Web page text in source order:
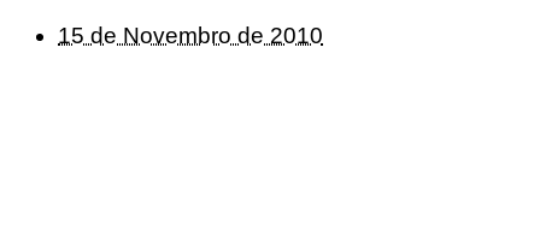
15 de Novembro de 2010